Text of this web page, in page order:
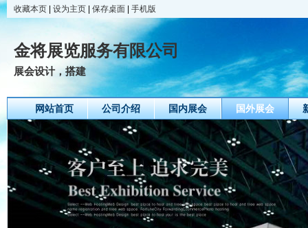
收藏本页 设为主页 保存桌面 手机版
金将展览服务有限公司
展会设计，搭建
网站首页 公司介绍 国内展会 国外展会